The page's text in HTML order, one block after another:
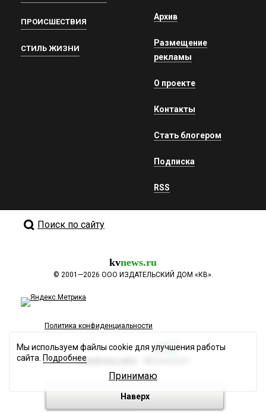
ПРОИСШЕСТВИЯ
СТИЛЬ ЖИЗНИ
Архив
Размещение
рекламы
О проекте
Контакты
Стать блогером
Подписка
RSS
Поиск по сайту
kvnews.ru
© 2001—2026 ООО ИЗДАТЕЛЬСКИЙ ДОМ «КВ».
Политика конфиденциальности
Разработка сайта
Наверх
Мы используем файлы cookie для улучшения работы
сайта. Подробнее
Принимаю